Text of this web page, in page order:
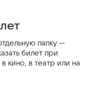
папку —
билет при
кино, в театр или на